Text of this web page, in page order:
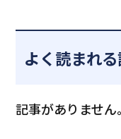
よく読まれ
記事がありません。